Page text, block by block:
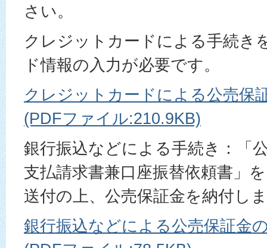
さい。
クレジットカードによる手続き
ド情報の入力が必要です。
クレジットカードによる公売保
(PDFファイル:210.9KB)
銀行振込などによる手続き：「
支払請求書兼口座振替依頼書」
送付の上、公売保証金を納付し
銀行振込などによる公売保証金